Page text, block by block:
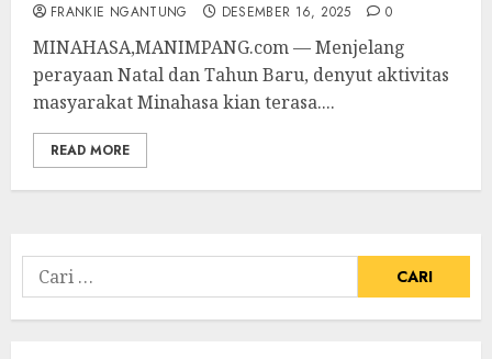
FRANKIE NGANTUNG DESEMBER 16, 2025 0
MINAHASA,MANIMPANG.com — Menjelang
perayaan Natal dan Tahun Baru, denyut aktivitas
masyarakat Minahasa kian terasa....
READ MORE
Cari
untuk: